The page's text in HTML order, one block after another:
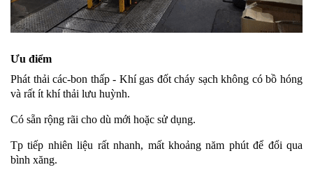
Ưu điểm
Phát thải các-bon thấp - Khí gas đốt cháy sạch không có bồ hóng
và rất ít khí thải lưu huỳnh.
Có sẵn rộng rãi cho dù mới hoặc sử dụng.
Tp tiếp nhiên liệu rất nhanh, mất khoảng năm phút để đổi qua
bình xăng.